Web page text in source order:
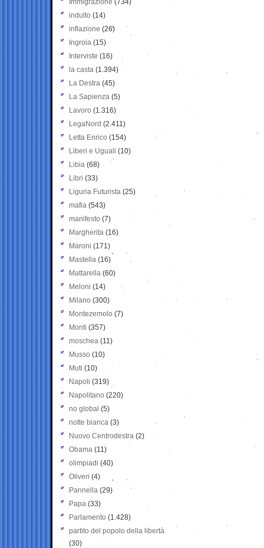
Immigrazione (734)
indulto (14)
inflazione (26)
Ingroia (15)
Interviste (16)
la casta (1.394)
La Destra (45)
La Sapienza (5)
Lavoro (1.316)
LegaNord (2.411)
Letta Enrico (154)
Liberi e Uguali (10)
Libia (68)
Libri (33)
Liguria Futurista (25)
mafia (543)
manifesto (7)
Margherita (16)
Maroni (171)
Mastella (16)
Mattarella (60)
Meloni (14)
Milano (300)
Montezemolo (7)
Monti (357)
moschea (11)
Musso (10)
Muti (10)
Napoli (319)
Napolitano (220)
no global (5)
notte bianca (3)
Nuovo Centrodestra (2)
Obama (11)
olimpiadi (40)
Oliveri (4)
Pannella (29)
Papa (33)
Parlamento (1.428)
partito del popolo della libertà
(30)